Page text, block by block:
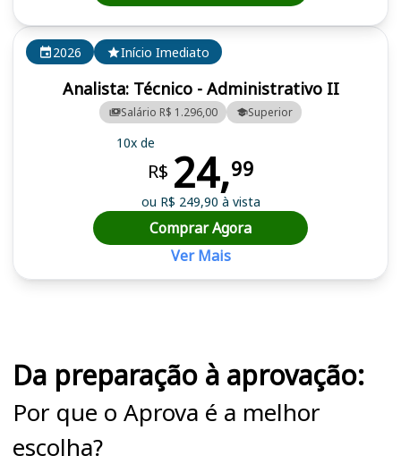
2026 Início Imediato
Analista: Técnico - Administrativo II
Salário R$ 1.296,00 Superior
10x de
R$ 24,99
ou R$ 249,90 à vista
Comprar Agora
Ver Mais
Da preparação à aprovação:
Por que o Aprova é a melhor
escolha?